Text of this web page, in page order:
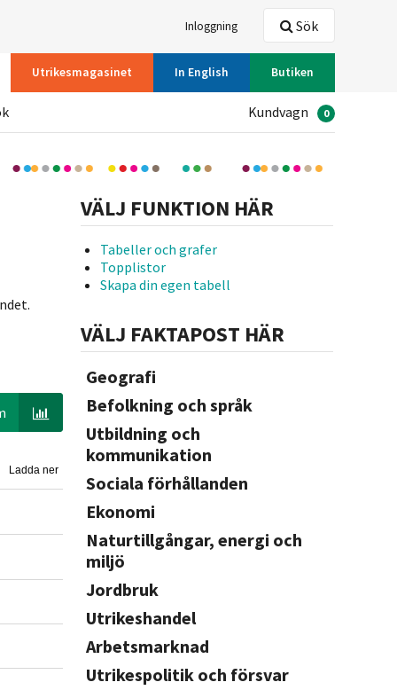
Inloggning
Utrikesmagasinet In English Butiken
Sök
Kundvagn 0
Ladda ner
VÄLJ FUNKTION HÄR
Tabeller och grafer
Topplistor
Skapa din egen tabell
VÄLJ FAKTAPOST HÄR
Geografi
Befolkning och språk
Utbildning och
kommunikation
Sociala förhållanden
Ekonomi
Naturtillgångar, energi och
miljö
Jordbruk
Utrikeshandel
Arbetsmarknad
Utrikespolitik och försvar